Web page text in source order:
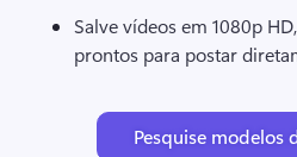
Salve vídeos em 1080p
prontos para postar
Pesquise modelos